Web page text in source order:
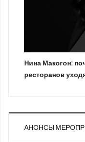
Нина Макогон:
ресторанов
АНОНСЫ